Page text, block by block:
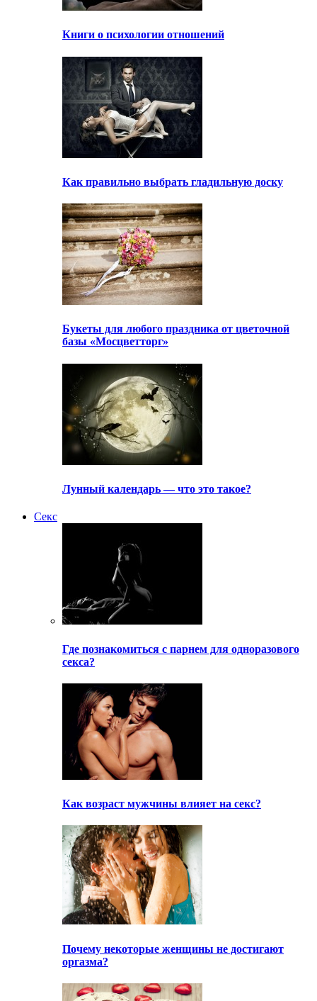
Книги о психологии отношений
Как правильно выбрать гладильную доску
Букеты для любого праздника от цветочной
базы «Мосцветторг»
Лунный календарь — что это такое?
Секс
Где познакомиться с парнем для одноразового
секса?
Как возраст мужчины влияет на секс?
Почему некоторые женщины не достигают
оргазма?